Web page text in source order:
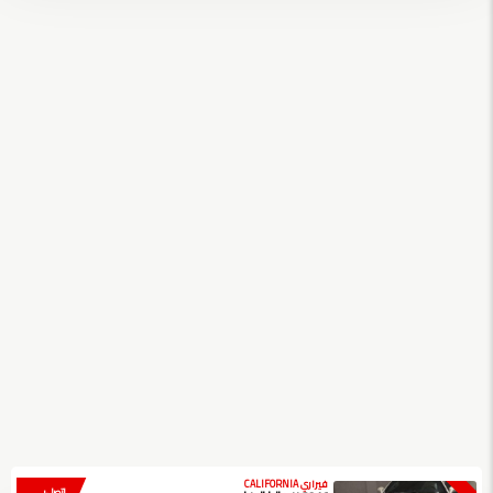
فيراري CALIFORNIA